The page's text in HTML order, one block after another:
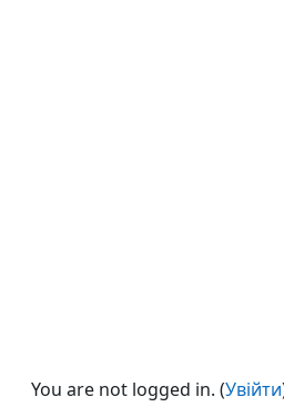
You are not logged in. (Увійти